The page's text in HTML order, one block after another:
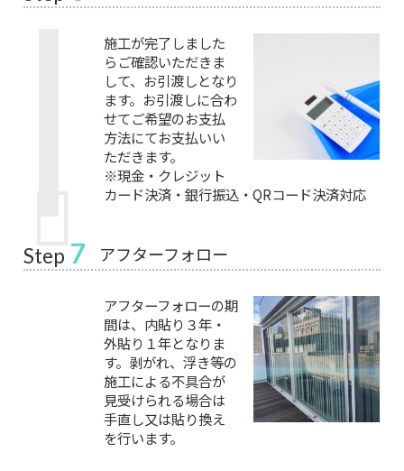
施工が完了しました
らご確認いただきま
して、お引渡しとなり
ます。お引渡しに合わ
せてご希望のお支払
方法にてお支払いい
ただきます。
※現金・クレジット
カード決済・銀行振込・QRコード決済対応
Step 7 アフターフォロー
アフターフォローの期
間は、内貼り３年・
外貼り１年となりま
す。剥がれ、浮き等の
施工による不具合が
見受けられる場合は
手直し又は貼り換え
を行います。